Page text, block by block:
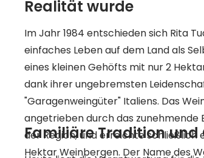
Realität wurde
Im Jahr 1984 entschieden sich Rita
einfaches Leben auf dem Land als
eines kleinen Gehöfts mit nur 2
dank ihrer ungebremsten
"Garagenweingüter" Italiens. Das
angetrieben durch das zunehmende
der Region, und erreichte
Hektar Weinbergen. Der Name des
Familiäre Tradition und